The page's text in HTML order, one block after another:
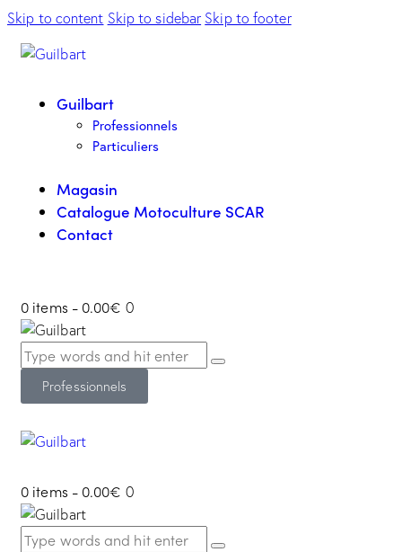
Skip to content Skip to sidebar Skip to footer
Guilbart
Professionnels
Particuliers
Magasin
Catalogue Motoculture SCAR
Contact
0 items - 0.00€ 0
Professionnels
0 items - 0.00€ 0